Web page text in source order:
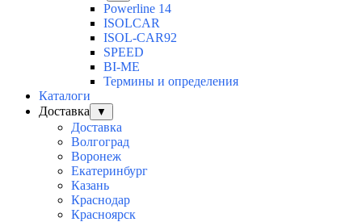
Powerline 14
ISOLCAR
ISOL-CAR92
SPEED
BI-ME
Термины и определения
Каталоги
Доставка
▼
Доставка
Волгоград
Воронеж
Екатеринбург
Казань
Краснодар
Красноярск